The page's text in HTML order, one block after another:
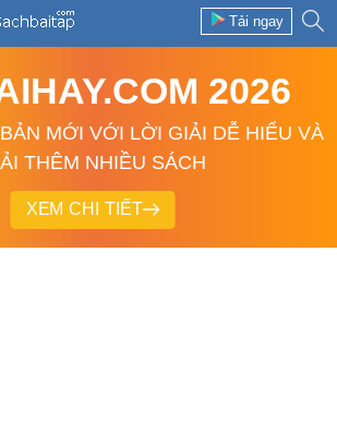
Tải ngay
2026
MỚI VỚI LỜI GIẢI DỄ HIỂU VÀ
THÊM NHIỀU SÁCH
XEM CHI TIẾT